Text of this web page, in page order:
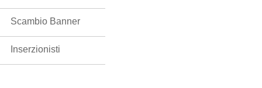
Scambio Banner
Inserzionisti